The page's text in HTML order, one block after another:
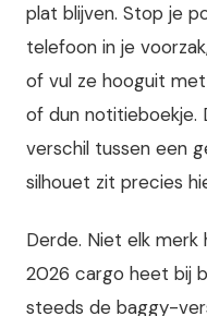
plat blijven. Stop je
telefoon in je
of vul ze hooguit
of dun notitieboekje.
verschil tussen een
silhouet zit precies
Derde. Niet elk
2026 cargo heet bij
steeds de baggy-